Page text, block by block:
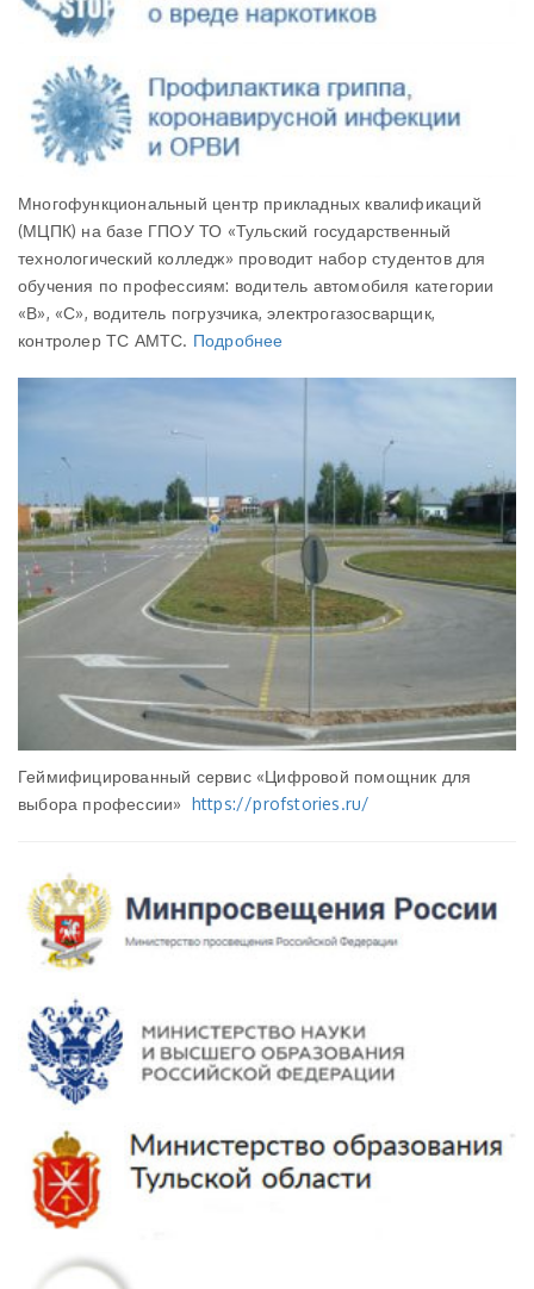
Многофункциональный центр прикладных квалификаций
(МЦПК) на базе ГПОУ ТО «Тульский государственный
технологический колледж» проводит набор студентов для
обучения по профессиям: водитель автомобиля категории
«В», «С», водитель погрузчика, электрогазосварщик,
контролер ТС АМТС. Подробнее
Геймифицированный сервис «Цифровой помощник для
выбора профессии» https://profstories.ru/